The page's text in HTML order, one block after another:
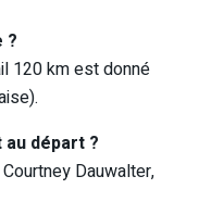
?
120 km est donné
départ ?
Dauwalter,